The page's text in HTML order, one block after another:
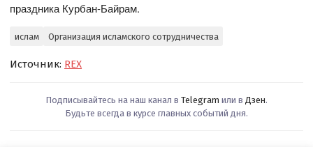
праздника Курбан-Байрам.
ислам Организация исламского сотрудничества
Источник: REX
Подписывайтесь на наш канал в Telegram или в Дзен.
Будьте всегда в курсе главных событий дня.